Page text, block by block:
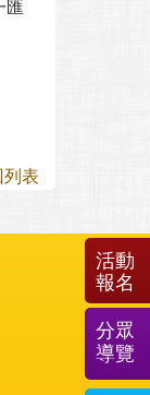
匯
列表
活動
報名
分眾
導覽